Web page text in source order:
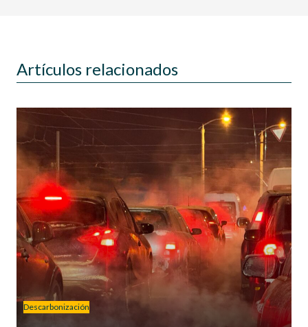
Artículos relacionados
Descarbonización